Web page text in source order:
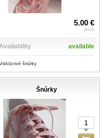
5.00 €
price
available
šnúrky
Šnúrky